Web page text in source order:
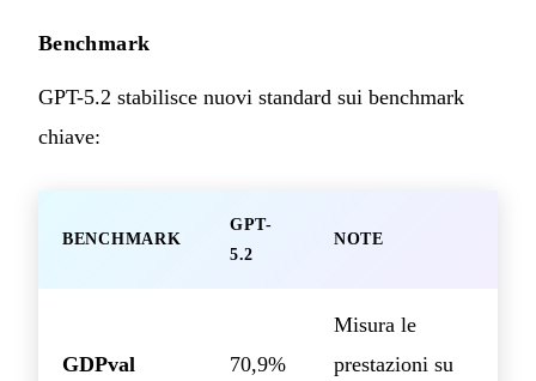
Benchmark
GPT-5.2 stabilisce nuovi standard sui benchmark
chiave:
BENCHMARK
GPT-
5.2
NOTE
GDPval 70,9%
Misura le
prestazioni su